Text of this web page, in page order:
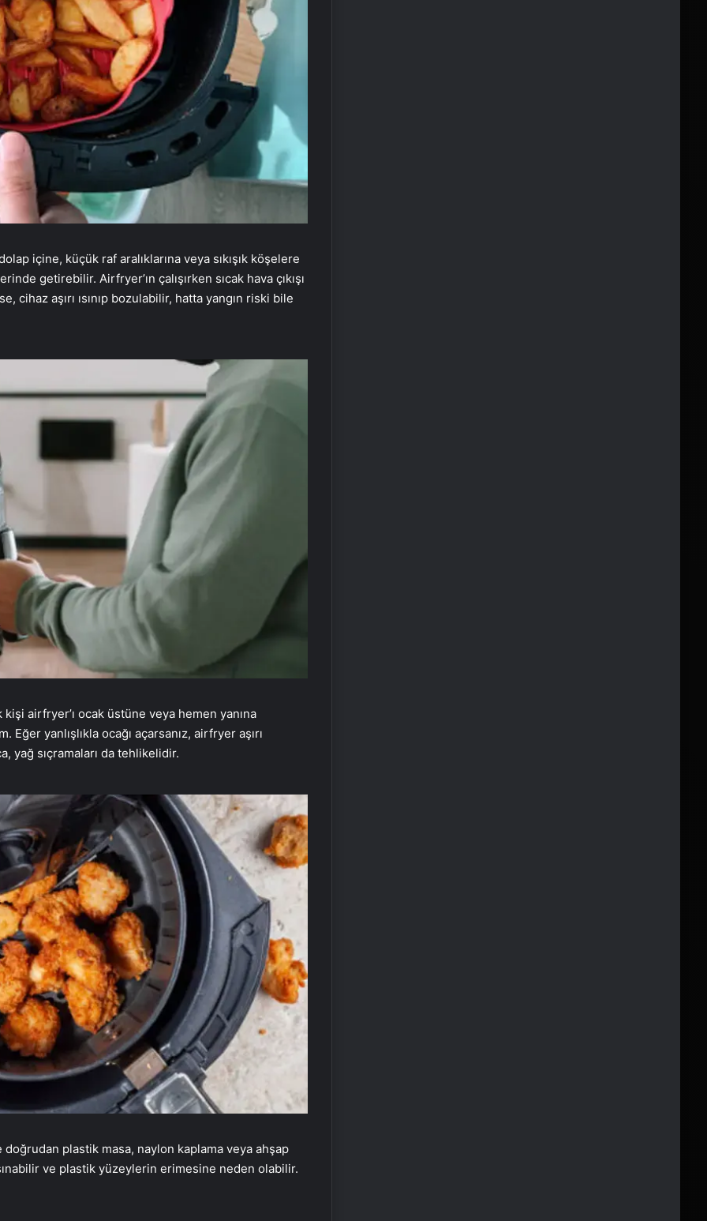
içine, küçük raf aralıklarına veya sıkışık köşelere
getirebilir. Airfryer’ın çalışırken sıcak hava çıkışı
cihaz aşırı ısınıp bozulabilir, hatta yangın riski bile
airfryer’ı ocak üstüne veya hemen yanına
yanlışlıkla ocağı açarsanız, airfryer aşırı
yağ sıçramaları da tehlikelidir.
plastik masa, naylon kaplama veya ahşap
ve plastik yüzeylerin erimesine neden olabilir.